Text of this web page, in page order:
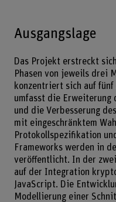
Ausgangslage
Das Projekt erstreckt
Phasen von jeweils drei
konzentriert sich auf fünf
umfasst die Erweiterung
und die Verbesserung
mit eingeschränktem
Protokollspezifikation
Frameworks werden in
veröffentlicht. In der
auf der Integration
JavaScript. Die
Modellierung einer